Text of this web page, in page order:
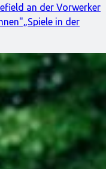
an der Vorwerker
in der